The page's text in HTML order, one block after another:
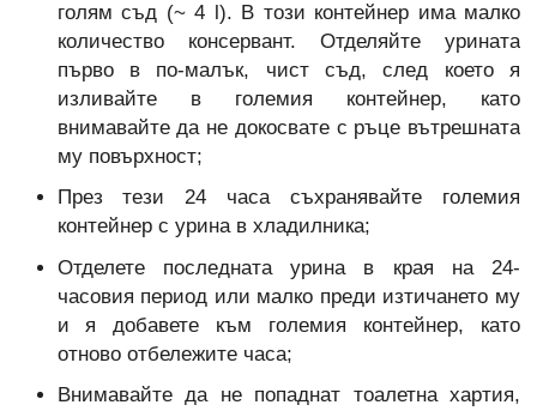
голям съд (~ 4 l). В този контейнер има малко
количество консервант. Отделяйте урината
първо в по-малък, чист съд, след което я
изливайте в големия контейнер, като
внимавайте да не докосвате с ръце вътрешната
му повърхност;
През тези 24 часа съхранявайте големия
контейнер с урина в хладилника;
Отделете последната урина в края на 24-
часовия период или малко преди изтичането му
и я добавете към големия контейнер, като
отново отбележите часа;
Внимавайте да не попаднат тоалетна хартия,